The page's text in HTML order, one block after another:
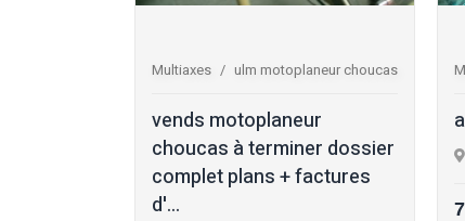
Multiaxes ulm motoplaneur choucas
vends motoplaneur
choucas à terminer dossier
complet plans + factures
d'...